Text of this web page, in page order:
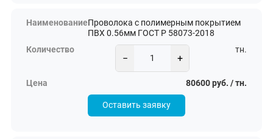
Проволока с полимерным покрытием
ПВХ 0.56мм ГОСТ Р 58073-2018
− +
тн.
80600 руб. / тн.
Оставить заявку